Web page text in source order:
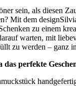
sein, als diesen
Mit dem
zu einem
warten, mit
zu werden – ganz
das perfekte